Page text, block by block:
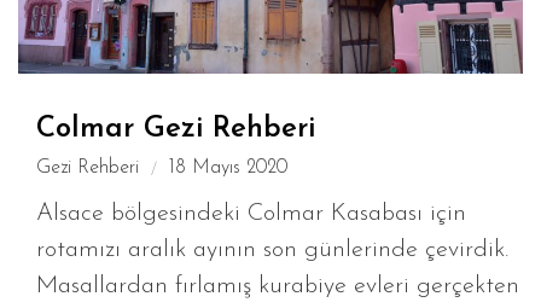
Colmar Gezi Rehberi
Gezi Rehberi 18 Mayıs 2020
Alsace bölgesindeki Colmar Kasabası için
rotamızı aralık ayının son günlerinde çevirdik.
Masallardan fırlamış kurabiye evleri gerçekten